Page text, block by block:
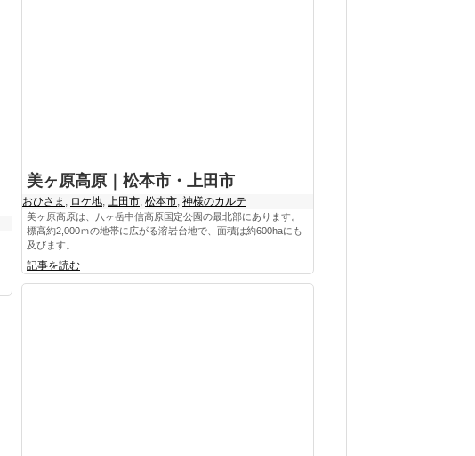
美ヶ原高原｜松本市・上田市
おひさま , ロケ地, 上田市, 松本市, 神様のカルテ
美ヶ原高原は、八ヶ岳中信高原国定公園の最北部にあります。
標高約2,000ｍの地帯に広がる溶岩台地で、面積は約600haにも
及びます。 ...
記事を読む